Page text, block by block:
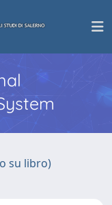
su libro)